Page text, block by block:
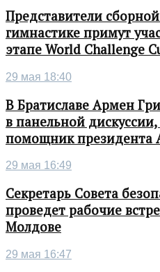
Представители
гимнастике примут
этапе World Challenge
29 мая 18:40
В Братиславе Армен
в панельной
помощник президента
29 мая 16:49
Секретарь Совета
проведет рабочие
Молдове
29 мая 16:47